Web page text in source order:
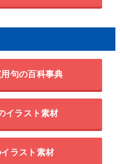
句の百科事典
イラスト素材
ラスト素材